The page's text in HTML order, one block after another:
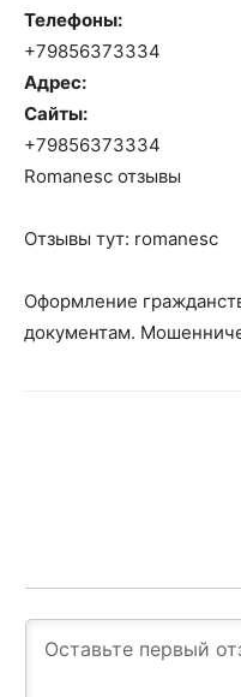
Телефоны:
+79856373334
Адрес:
Сайты:
+79856373334
Romanesc отзывы
Отзывы тут: romanesc
Оформление
документам.